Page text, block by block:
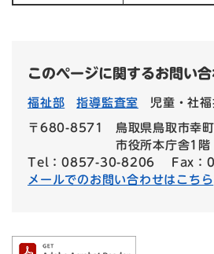
このページに関するお問い
福祉部 指導監査室 児童・社福
〒680-8571
鳥取県鳥取市幸
市役所本庁舎1階
Tel：0857-30-8206
Fax
メールでのお問い合わせはこちら